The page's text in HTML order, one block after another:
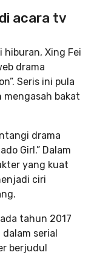
acara tv
Xing Fei
drama
Seris ini pula
mengasah bakat
drama
Girl.” Dalam
yang kuat
ciri
tahun 2017
serial
berjudul